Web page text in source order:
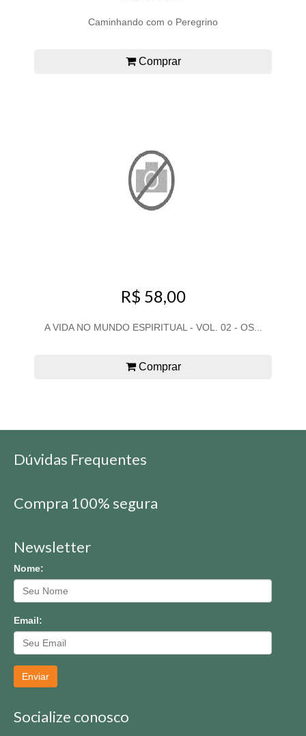
Caminhando com o Peregrino
Comprar
R$ 58,00
A VIDA NO MUNDO ESPIRITUAL - VOL. 02 - OS...
Comprar
Dúvidas Frequentes
Compra 100% segura
Newsletter
Nome:
Email:
Enviar
Socialize conosco